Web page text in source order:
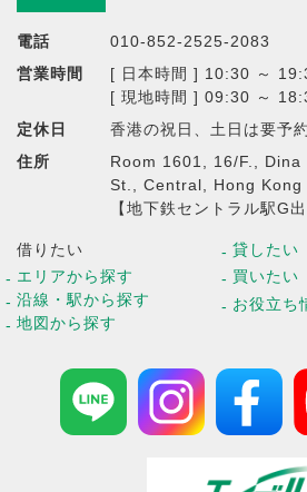
電話
010-852-2525-2083
営業時間
[ 日本時間 ] 10:30 ～
[ 現地時間 ] 09:30 ～
定休日
香港の祝日、土日は要予約
住所
Room 1601, 16/F.,
St., Central, Hong Kong
【地下鉄セントラル駅G
借りたい
エリアから探す
沿線・駅から探す
地図から探す
貸したい
買いたい
お役立ち